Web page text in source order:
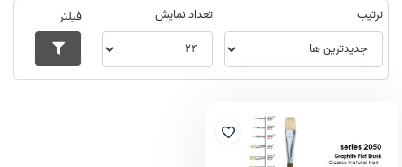
ترتیب تعداد نمایش فیلتر